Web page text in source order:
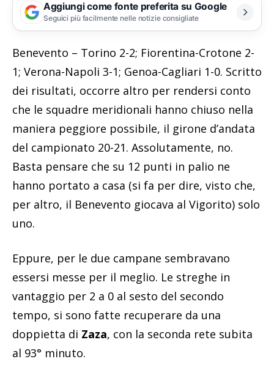
Aggiungi come fonte preferita su Google
Seguici più facilmente nelle notizie consigliate
Benevento – Torino 2-2; Fiorentina-Crotone 2-
1; Verona-Napoli 3-1; Genoa-Cagliari 1-0. Scritto
dei risultati, occorre altro per rendersi conto
che le squadre meridionali hanno chiuso nella
maniera peggiore possibile, il girone d’andata
del campionato 20-21. Assolutamente, no.
Basta pensare che su 12 punti in palio ne
hanno portato a casa (si fa per dire, visto che,
per altro, il Benevento giocava al Vigorito) solo
uno.
Eppure, per le due campane sembravano
essersi messe per il meglio. Le streghe in
vantaggio per 2 a 0 al sesto del secondo
tempo, si sono fatte recuperare da una
doppietta di Zaza, con la seconda rete subita
al 93° minuto.